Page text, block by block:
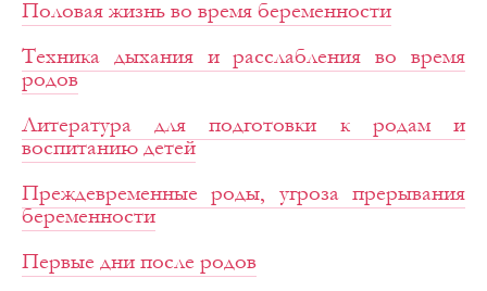
Половая жизнь во время беременности
Техника дыхания и расслабления во время
родов
Литература для подготовки к родам и
воспитанию детей
Преждевременные роды, угроза прерывания
беременности
Первые дни после родов